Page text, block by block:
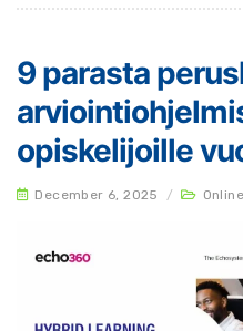
9 parasta
opiskelijoille
December 6, 2025 /